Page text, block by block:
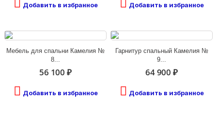
Добавить в избранное Добавить в избранное
Мебель для спальни Камелия №
8...
56 100 ₽
Добавить в избранное
Гарнитур спальный Камелия №
9...
64 900 ₽
Добавить в избранное